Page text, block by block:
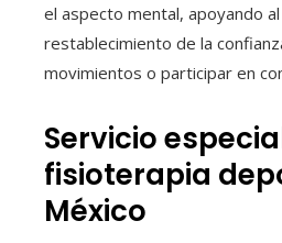
el aspecto mental, apoyando
restablecimiento de la
movimientos o participar en
Servicio
fisioterapia
México